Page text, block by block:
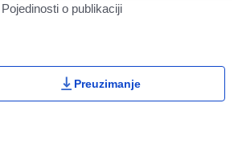
Pojedinosti o publikaciji
Actions Portlet
Preuzimanje